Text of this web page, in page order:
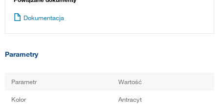
Dokumentacja
Parametry
Parametr Wartość
Kolor Antracyt